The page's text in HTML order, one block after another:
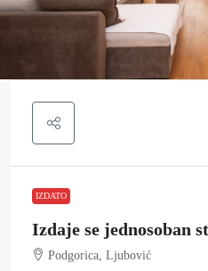
IZDATO
Izdaje se jednosoban
Podgorica, Ljubović